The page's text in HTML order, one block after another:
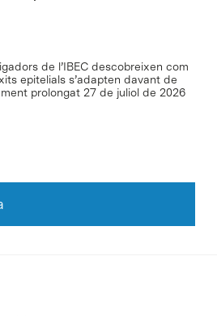
de l’IBEC descobreixen com
epitelials s’adapten davant de
prolongat 27 de juliol de 2026